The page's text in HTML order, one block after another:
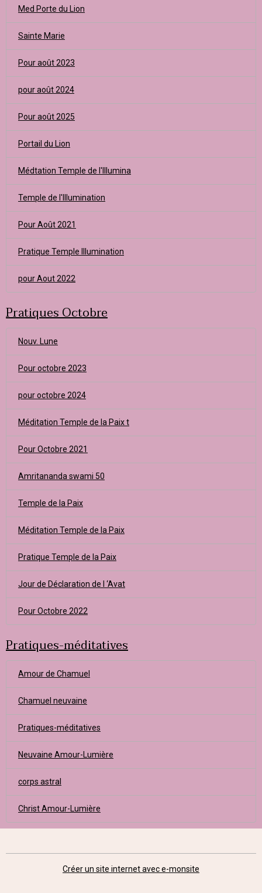
Med Porte du Lion
Sainte Marie
Pour août 2023
pour août 2024
Pour août 2025
Portail du Lion
Médtation Temple de l'Illumina
Temple de l'Illumination
Pour Août 2021
Pratique Temple Illumination
pour Aout 2022
Pratiques Octobre
Nouv. Lune
Pour octobre 2023
pour octobre 2024
Méditation Temple de la Paix t
Pour Octobre 2021
Amritananda swami 50
Temple de la Paix
Méditation Temple de la Paix
Pratique Temple de la Paix
Jour de Déclaration de l ‘Avat
Pour Octobre 2022
Pratiques-méditatives
Amour de Chamuel
Chamuel neuvaine
Pratiques-méditatives
Neuvaine Amour-Lumière
corps astral
Christ Amour-Lumière
Créer un site internet avec e-monsite